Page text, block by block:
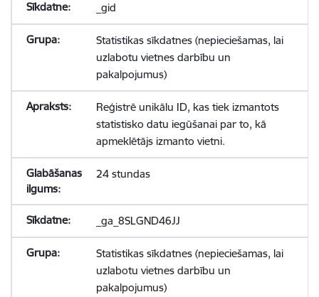
_gid
Statistikas sīkdatnes (nepieciešamas, lai
uzlabotu vietnes darbību un
pakalpojumus)
Reģistrē unikālu ID, kas tiek izmantots
statistisko datu iegūšanai par to, kā
apmeklētājs izmanto vietni.
24 stundas
_ga_8SLGND46JJ
Statistikas sīkdatnes (nepieciešamas, lai
uzlabotu vietnes darbību un
pakalpojumus)